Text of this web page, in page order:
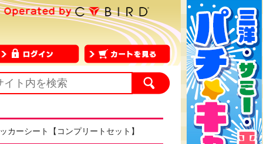
ーシート【コンプリートセット】